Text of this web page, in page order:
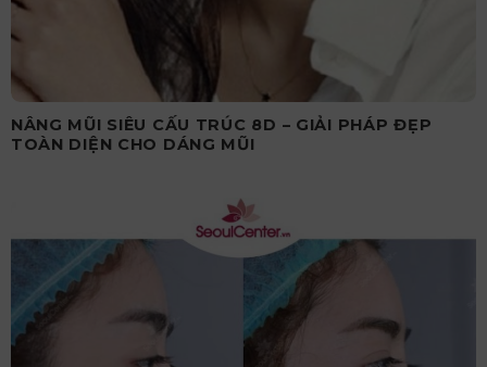
NÂNG MŨI SIÊU CẤU TRÚC 8D – GIẢI PHÁP ĐẸP
TOÀN DIỆN CHO DÁNG MŨI